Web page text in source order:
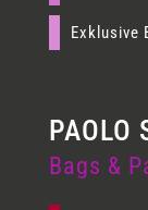
Exklusive
Bags &